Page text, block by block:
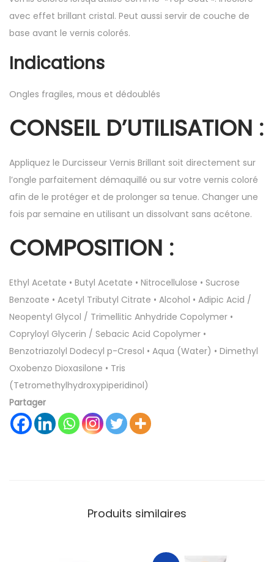
avec effet brillant cristal. Peut aussi servir de couche de
base avant le vernis colorés.
Indications
Ongles fragiles, mous et dédoublés
CONSEIL D’UTILISATION :
Appliquez le Durcisseur Vernis Brillant soit directement sur
l’ongle parfaitement démaquillé ou sur votre vernis coloré
afin de le protéger et de prolonger sa tenue. Changer une
fois par semaine en utilisant un dissolvant sans acétone.
COMPOSITION :
Ethyl Acetate • Butyl Acetate • Nitrocellulose • Sucrose
Benzoate • Acetyl Tributyl Citrate • Alcohol • Adipic Acid /
Neopentyl Glycol / Trimellitic Anhydride Copolymer •
Copryloyl Glycerin / Sebacic Acid Copolymer •
Benzotriazolyl Dodecyl p-Cresol • Aqua (Water) • Dimethyl
Oxobenzo Dioxasilone • Tris
(Tetromethylhydroxypiperidinol)
Partager
Produits similaires